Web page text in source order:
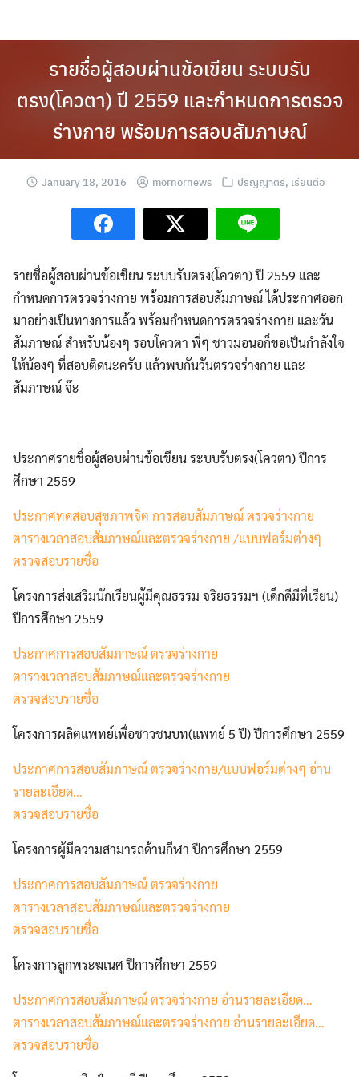
for:
Search
รายชื่อผู้สอบผ่านข้อเขียน ระบบรับ
ตรง(โควตา) ปี 2559 และกำหนดการตรวจ
ร่างกาย พร้อมการสอบสัมภาษณ์
January 18, 2016 mornornews ปริญญาตรี, เรียนต่อ
รายชื่อผู้สอบผ่านข้อเขียน ระบบรับตรง(โควตา) ปี 2559 และ
กำหนดการตรวจร่างกาย พร้อมการสอบสัมภาษณ์ ได้ประกาศออก
มาอย่างเป็นทางการแล้ว พร้อมกำหนดการตรวจร่างกาย และวัน
สัมภาษณ์ สำหรับน้องๆ รอบโควตา พี่ๆ ชาวมอนอก็ขอเป็นกำลังใจ
ให้น้องๆ ที่สอบติดนะครับ แล้วพบกันวันตรวจร่างกาย และ
สัมภาษณ์ จ๊ะ
ประกาศรายชื่อผู้สอบผ่านข้อเขียน ระบบรับตรง(โควตา) ปีการ
ศึกษา 2559
ประกาศทดสอบสุขภาพจิต การสอบสัมภาษณ์ ตรวจร่างกาย
ตารางเวลาสอบสัมภาษณ์และตรวจร่างกาย /แบบฟอร์มต่างๆ
ตรวจสอบรายชื่อ
โครงการส่งเสริมนักเรียนผู้มีคุณธรรม จริยธรรมฯ (เด็กดีมีที่เรียน)
ปีการศึกษา 2559
ประกาศการสอบสัมภาษณ์ ตรวจร่างกาย
ตารางเวลาสอบสัมภาษณ์และตรวจร่างกาย
ตรวจสอบรายชื่อ
โครงการผลิตแพทย์เพื่อชาวชนบท(แพทย์ 5 ปี) ปีการศึกษา 2559
ประกาศการสอบสัมภาษณ์ ตรวจร่างกาย/แบบฟอร์มต่างๆ อ่าน
รายละเอียด…
ตรวจสอบรายชื่อ
โครงการผู้มีความสามารถด้านกีฬา ปีการศึกษา 2559
ประกาศการสอบสัมภาษณ์ ตรวจร่างกาย
ตารางเวลาสอบสัมภาษณ์และตรวจร่างกาย
ตรวจสอบรายชื่อ
โครงการลูกพระฆเนศ ปีการศึกษา 2559
ประกาศการสอบสัมภาษณ์ ตรวจร่างกาย อ่านรายละเอียด…
ตารางเวลาสอบสัมภาษณ์และตรวจร่างกาย อ่านรายละเอียด…
ตรวจสอบรายชื่อ